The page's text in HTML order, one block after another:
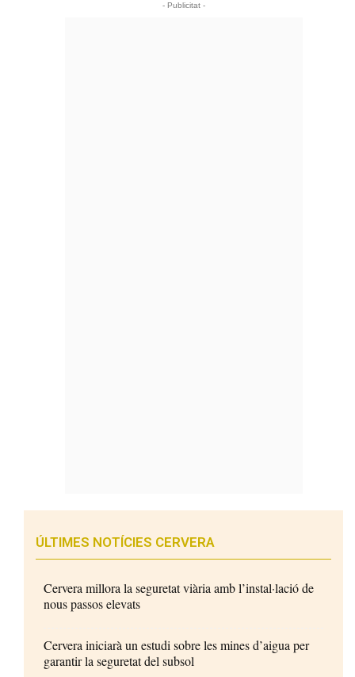
- Publicitat -
ÚLTIMES NOTÍCIES CERVERA
Cervera millora la seguretat viària amb l’instal·lació de
nous passos elevats
Cervera iniciarà un estudi sobre les mines d’aigua per
garantir la seguretat del subsol